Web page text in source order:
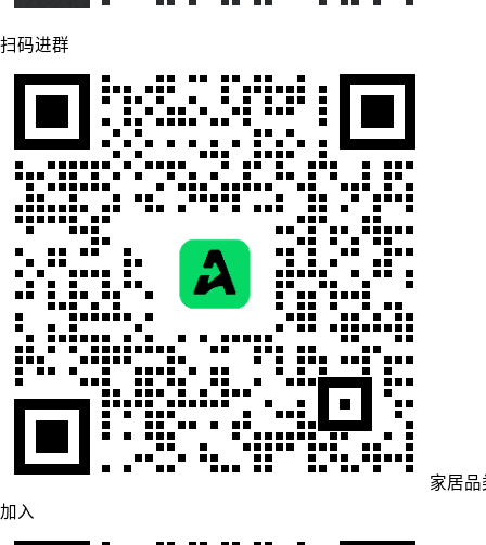
扫码进群
家居
加入